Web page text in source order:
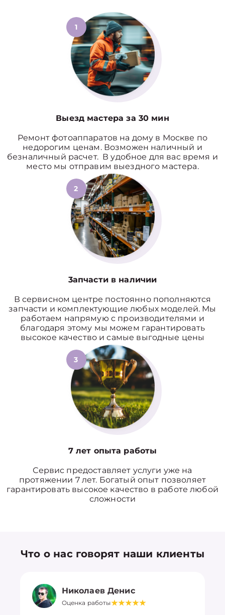
1
Выезд мастера за 30 мин
Ремонт фотоаппаратов на дому в Москве по
недорогим ценам. Возможен наличный и
безналичный расчет. В удобное для вас время и
место мы отправим выездного мастера.
2
3апчасти в наличии
В сервисном центре постоянно пополняются
запчасти и комплектующие любых моделей. Мы
работаем напрямую с производителями и
благодаря этому мы можем гарантировать
высокое качество и самые выгодные цены
3
7 лет опыта работы
Сервис предоставляет услуги уже на
протяжении 7 лет. Богатый опыт позволяет
гарантировать высокое качество в работе любой
сложности
Что о нас говорят наши клиенты
Николаев Денис
Оценка работы